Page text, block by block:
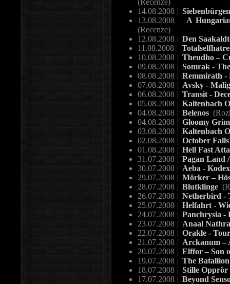
(Recenze)
14.08.2008 |
13.08.2008 |
A
(Recenze)
12.08.2008 | Den
11.08.2008 |
10.08.2008 | Theudho –
09.08.2008 | Somrak -
08.08.2008 | Remmirath -
07.08.2008 | Avsky -
06.08.2008 | Transit -
05.08.2008 | Kaltenbach
04.08.2008 | Belenos
04.08.2008 | Gloomy
03.08.2008 | Kaltenbach
02.08.2008 | October
01.08.2008 | Hell Fast
31.07.2008 | Pagan Land
30.07.2008 | Aeba -
29.07.2008 | Mörker –
28.07.2008 | Blutklinge
26.07.2008 | Netherbird -
25.07.2008 | Helfahrt -
24.07.2008 | Panchrysia -
23.07.2008 | Anaal
22.07.2008 | Orakle -
21.07.2008 | Arckanum –
20.07.2008 | Elffor – Son
19.07.2008 | The
18.07.2008 | Stille Opprör
17.07.2008 | Beyond